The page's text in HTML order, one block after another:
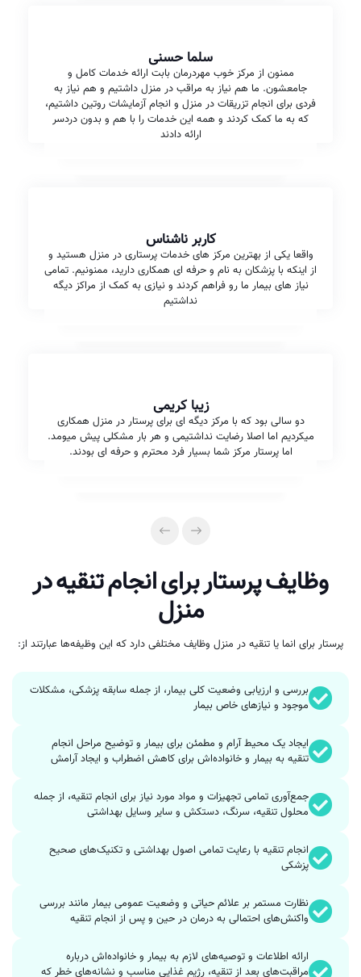
سلما حسنی
ممنون از مرکز خوب مهردرمان بابت ارائه خدمات کامل و
جامعشون. ما هم نیاز به مراقب در منزل داشتیم و هم نیاز به
فردی برای انجام تزریقات در منزل و انجام آزمایشات روتین داشتیم،
که به ما کمک کردند و همه این خدمات را با هم و بدون دردسر
ارائه دادند
کاربر ناشناس
واقعا یکی از بهترین مرکز های خدمات پرستاری در منزل هستید و
از اینکه با پزشکان به نام و حرفه ای همکاری دارید، ممنونیم. تمامی
نیاز های بیمار ما رو فراهم کردند و نیازی به کمک از مراکز دیگه
نداشتیم
زیبا کریمی
دو سالی بود که با مرکز دیگه ای برای پرستار در منزل همکاری
میکردیم اما اصلا رضایت نداشتیمی و هر بار مشکلی پیش میومد.
اما پرستار مرکز شما بسیار فرد محترم و حرفه ای بودند.
وظایف پرستار برای انجام تنقیه در
منزل
پرستار برای انما یا تنقیه در منزل وظایف مختلفی دارد که این وظیفه‌ها عبارتند از:
بررسی و ارزیابی وضعیت کلی بیمار، از جمله سابقه پزشکی، مشکلات
موجود و نیازهای خاص بیمار
ایجاد یک محیط آرام و مطمئن برای بیمار و توضیح مراحل انجام
تنقیه به بیمار و خانواده‌اش برای کاهش اضطراب و ایجاد آرامش
جمع‌آوری تمامی تجهیزات و مواد مورد نیاز برای انجام تنقیه، از جمله
محلول تنقیه، سرنگ، دستکش و سایر وسایل بهداشتی
انجام تنقیه با رعایت تمامی اصول بهداشتی و تکنیک‌های صحیح
پزشکی
نظارت مستمر بر علائم حیاتی و وضعیت عمومی بیمار مانند بررسی
واکنش‌های احتمالی به درمان در حین و پس از انجام تنقیه
ارائه اطلاعات و توصیه‌های لازم به بیمار و خانواده‌اش درباره
مراقبت‌های بعد از تنقیه، رژیم غذایی مناسب و نشانه‌های خطر که